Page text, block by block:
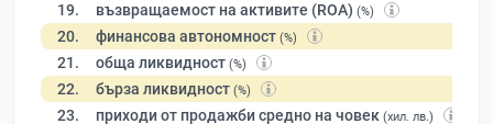
19. възвращаемост на активите (ROA) (%)
20. финансова автономност (%)
21. обща ликвидност (%)
22. бърза ликвидност (%)
23. приходи от продажби средно на човек (хил. лв.)